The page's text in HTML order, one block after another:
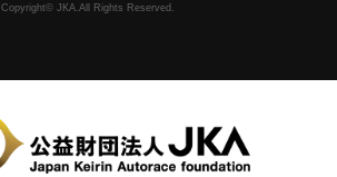
Copyright© JKA.All Rights Reserved.